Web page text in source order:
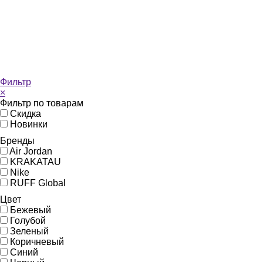
Фильтр
×
Фильтр по товарам
Скидка
Новинки
Бренды
Air Jordan
KRAKATAU
Nike
RUFF Global
Цвет
Бежевый
Голубой
Зеленый
Коричневый
Синий